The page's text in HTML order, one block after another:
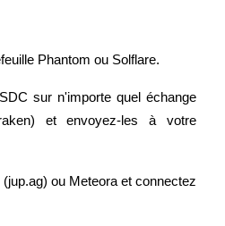
Carnival
USDT Bonus
Daily Rewards
Phantom ou Solflare.
sur n'importe quel échange
et envoyez-les à votre
ou Meteora et connectez